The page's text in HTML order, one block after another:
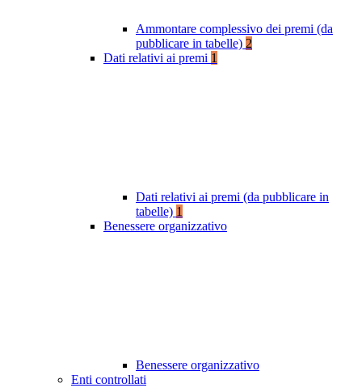
Ammontare complessivo dei premi (da
pubblicare in tabelle) 2
Dati relativi ai premi 1
Dati relativi ai premi (da pubblicare in
tabelle) 1
Benessere organizzativo
Benessere organizzativo
Enti controllati